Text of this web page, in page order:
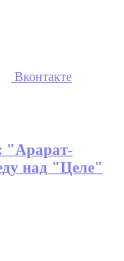
Вконтакте
"Арарат-
над "Целе"